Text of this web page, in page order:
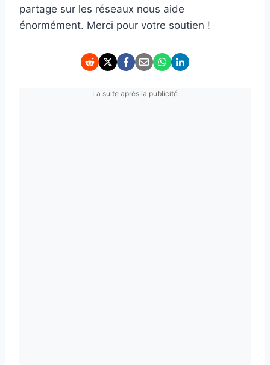
partage sur les réseaux nous aide
énormément. Merci pour votre soutien !
La suite après la publicité